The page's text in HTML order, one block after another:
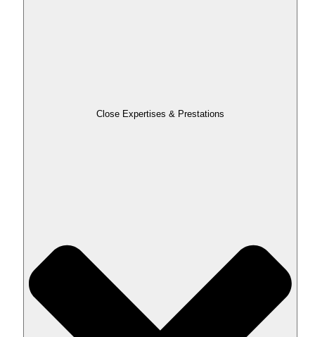
Close Expertises & Prestations